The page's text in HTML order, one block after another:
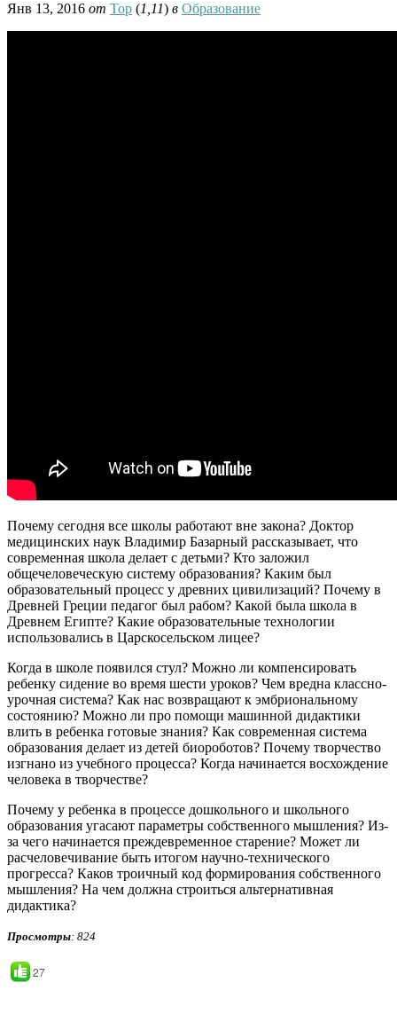
Янв 13, 2016 от Тор (1,11) в Образование
Почему сегодня все школы работают вне закона? Доктор
медицинских наук Владимир Базарный рассказывает, что
современная школа делает с детьми? Кто заложил
общечеловеческую систему образования? Каким был
образовательный процесс у древних цивилизаций? Почему в
Древней Греции педагог был рабом? Какой была школа в
Древнем Египте? Какие образовательные технологии
использовались в Царскосельском лицее?
Когда в школе появился стул? Можно ли компенсировать
ребенку сидение во время шести уроков? Чем вредна классно-
урочная система? Как нас возвращают к эмбриональному
состоянию? Можно ли про помощи машинной дидактики
влить в ребенка готовые знания? Как современная система
образования делает из детей биороботов? Почему творчество
изгнано из учебного процесса? Когда начинается восхождение
человека в творчестве?
Почему у ребенка в процессе дошкольного и школьного
образования угасают параметры собственного мышления? Из-
за чего начинается преждевременное старение? Может ли
расчеловечивание быть итогом научно-технического
прогресса? Каков троичный код формирования собственного
мышления? На чем должна строиться альтернативная
дидактика?
Просмотры: 824
27